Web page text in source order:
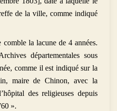
de la ville, comme indiqué
comble la lacune de 4 années.
départementales sous
comme il est indiqué sur la
maire de Chinon, avec la
des religieuses depuis
».